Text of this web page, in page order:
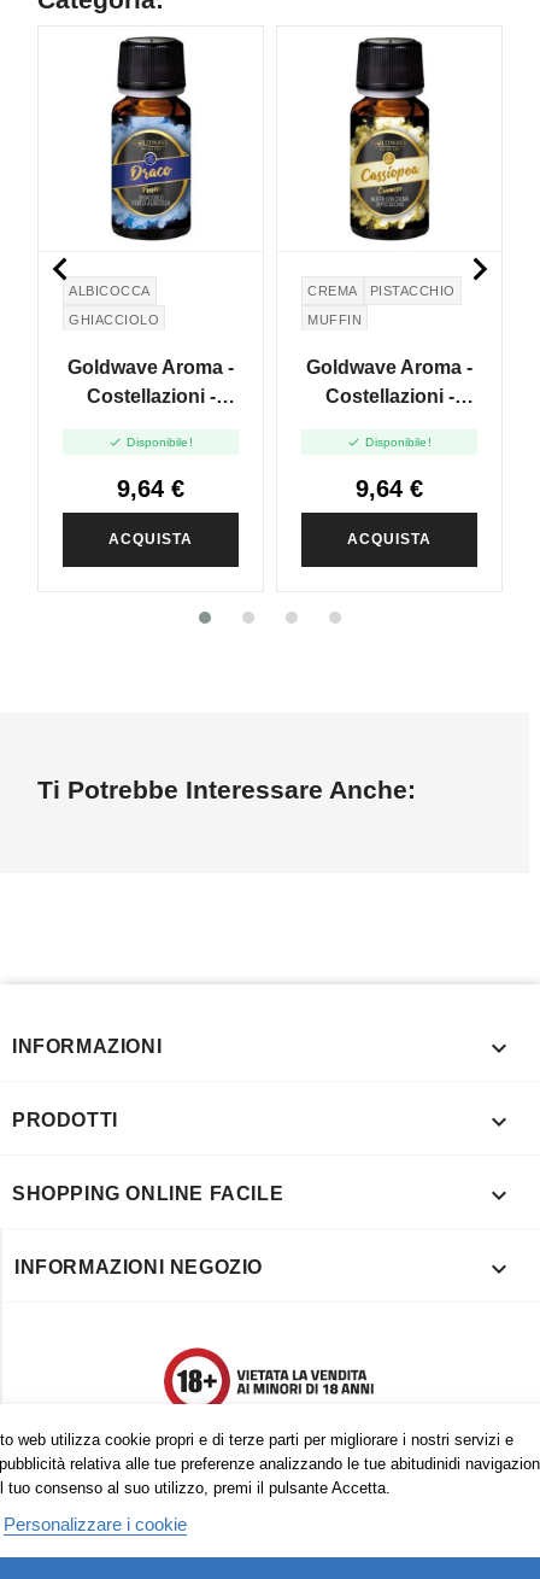
ALBICOCCA
GHIACCIOLO
Goldwave Aroma -
Costellazioni -
 Disponibile!
9,64 €
ACQUISTA
CREMA
PISTACCHIO
MUFFIN
Goldwave Aroma -
Costellazioni -
 Disponibile!
9,64 €
ACQUISTA
 
Ti Potrebbe Interessare Anche:
web utilizza cookie propri e di terze parti per migliorare i nostri servizi e
relativa alle tue preferenze analizzando le tue abitudinidi
tuo consenso al suo utilizzo, premi il pulsante Accetta.
Personalizzare i cookie
INFORMAZIONI 
PRODOTTI 
SHOPPING ONLINE FACILE 
INFORMAZIONI NEGOZIO 